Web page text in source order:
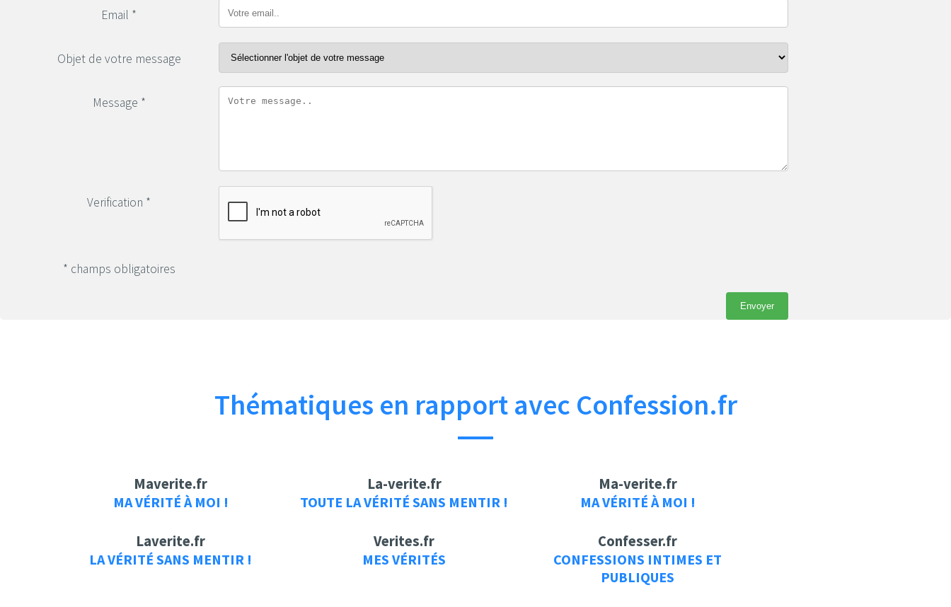
Email *
Objet de votre message
Message *
Verification *
* champs obligatoires
Thématiques en rapport avec Confession.fr
Maverite.fr
MA VÉRITÉ À MOI !
La-verite.fr
TOUTE LA VÉRITÉ SANS MENTIR !
Ma-verite.fr
MA VÉRITÉ À MOI !
Laverite.fr
LA VÉRITÉ SANS MENTIR !
Verites.fr
MES VÉRITÉS
Confesser.fr
CONFESSIONS INTIMES ET
PUBLIQUES